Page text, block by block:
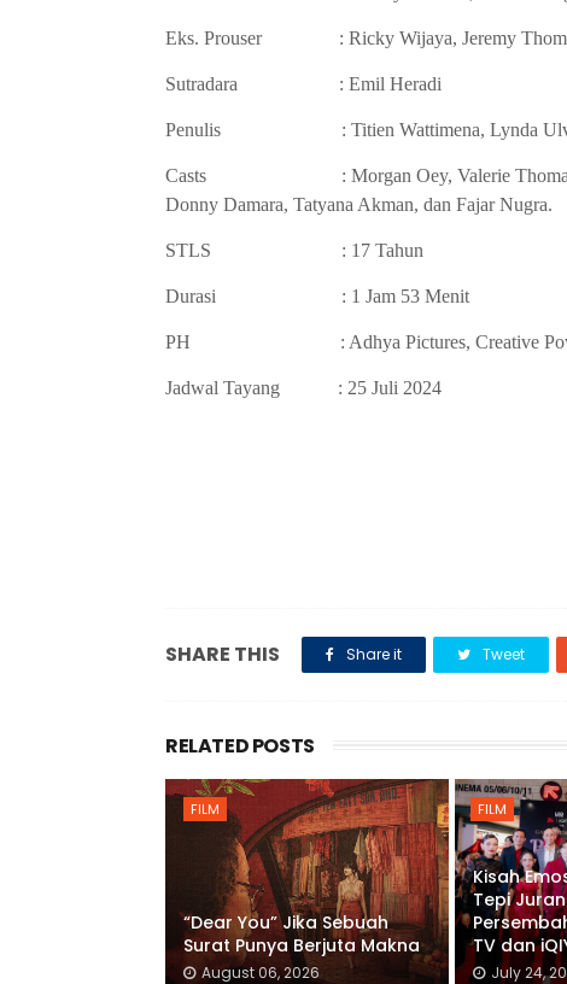
Eks. Prouser : Ricky Wijaya, Jeremy
Sutradara : Emil Heradi
Penulis : Titien Wattimena, Lynda
Casts : Morgan Oey, Valerie Thomas,
Donny Damara, Tatyana Akman, dan Fajar Nugra.
STLS : 1 7 Tahun
Durasi : 1 Jam 53 Menit
PH : Adhya Pictures, Creative Power
Jadwal Tayang : 25 Juli 2024
SHARE THIS Share it Tweet
RELATED POSTS
FILM
“Dear You” Jika Sebuah
Surat Punya Berjuta Makna
August 06, 2026
FILM
Kisah
Tepi
TV dan
July 24,